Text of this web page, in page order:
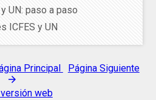
UN: paso a paso
ICFES y UN
Principal Página Siguiente
arrow_forward
web